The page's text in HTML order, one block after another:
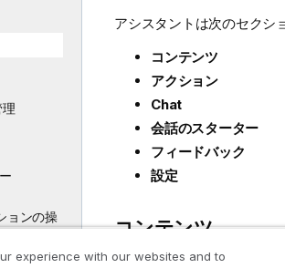
ョンの操
アシスタントは次のセクシ
コンテンツ
アクション
Chat
会話のスターター
フィードバック
設定
コンテンツ
experience with our websites and to